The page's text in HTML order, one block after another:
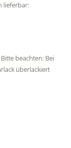
lieferbar:
beachten: Bei
überlackiert